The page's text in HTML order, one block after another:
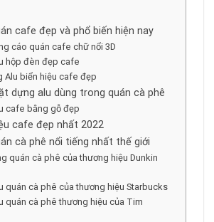
cafe đẹp và phổ biến hiện nay
cáo quán cafe chữ nổi 3D
hộp đèn đẹp cafe
Alu biển hiệu cafe đẹp
dựng alu dùng trong quán cà phê
cafe bằng gỗ đẹp
cafe đẹp nhất 2022
cà phê nổi tiếng nhất thế giới
quán cà phê của thương hiệu Dunkin
quán cà phê của thương hiệu Starbucks
quán cà phê thương hiệu của Tim